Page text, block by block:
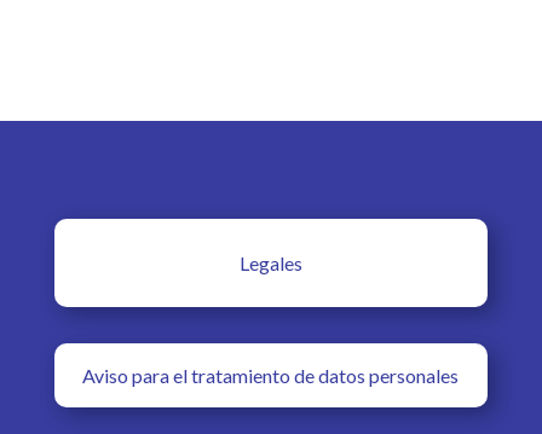
Legales
Aviso para el tratamiento de datos personales